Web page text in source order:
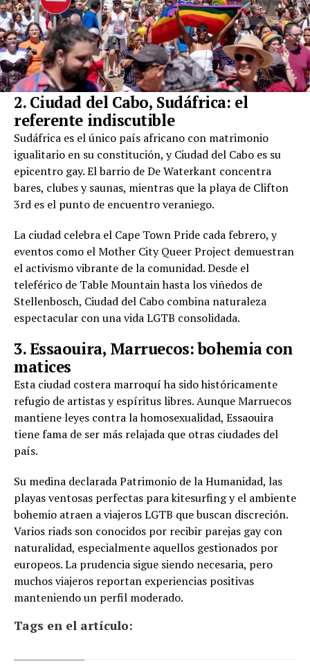
2. Ciudad del Cabo, Sudáfrica: el
referente indiscutible
Sudáfrica es el único país africano con matrimonio
igualitario en su constitución, y Ciudad del Cabo es su
epicentro gay. El barrio de De Waterkant concentra
bares, clubes y saunas, mientras que la playa de Clifton
3rd es el punto de encuentro veraniego.
La ciudad celebra el Cape Town Pride cada febrero, y
eventos como el Mother City Queer Project demuestran
el activismo vibrante de la comunidad. Desde el
teleférico de Table Mountain hasta los viñedos de
Stellenbosch, Ciudad del Cabo combina naturaleza
espectacular con una vida LGTB consolidada.
3. Essaouira, Marruecos: bohemia con
matices
Esta ciudad costera marroquí ha sido históricamente
refugio de artistas y espíritus libres. Aunque Marruecos
mantiene leyes contra la homosexualidad, Essaouira
tiene fama de ser más relajada que otras ciudades del
país.
Su medina declarada Patrimonio de la Humanidad, las
playas ventosas perfectas para kitesurfing y el ambiente
bohemio atraen a viajeros LGTB que buscan discreción.
Varios riads son conocidos por recibir parejas gay con
naturalidad, especialmente aquellos gestionados por
europeos. La prudencia sigue siendo necesaria, pero
muchos viajeros reportan experiencias positivas
manteniendo un perfil moderado.
Tags en el artículo: